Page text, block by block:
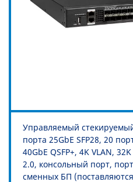
Управляемый
порта 25GbE SFP28, 20
40GbE QSFP+, 4K VLAN,
2.0, консольный порт,
сменных БП